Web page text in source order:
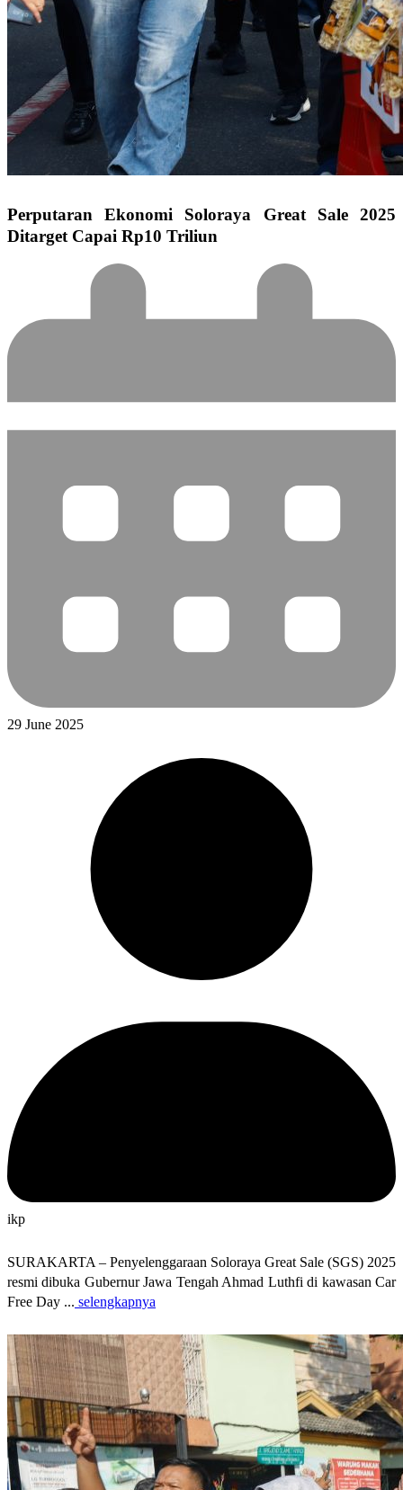
Perputaran Ekonomi Soloraya Great Sale 2025
Ditarget Capai Rp10 Triliun
29 June 2025
ikp
SURAKARTA – Penyelenggaraan Soloraya Great Sale (SGS) 2025
resmi dibuka Gubernur Jawa Tengah Ahmad Luthfi di kawasan Car
Free Day ... selengkapnya